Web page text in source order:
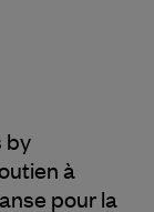
by
à
pour la